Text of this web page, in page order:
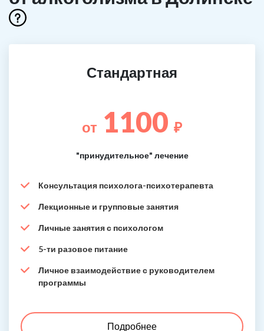
Стандартная
от 1100 ₽
"принудительное" лечение
Консультация психолога-психотерапевта
Лекционные и групповые занятия
Личные занятия с психологом
5-ти разовое питание
Личное взаимодействие с руководителем
программы
Подробнее